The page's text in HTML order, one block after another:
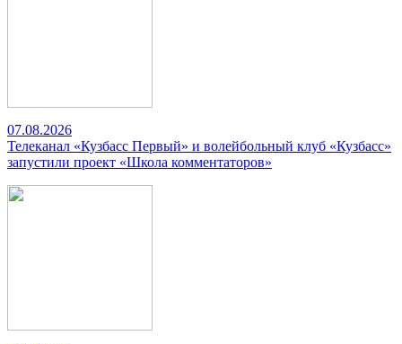
07.08.2026
Телеканал «Кузбасс Первый» и волейбольный клуб «Кузбасс»
запустили проект «Школа комментаторов»